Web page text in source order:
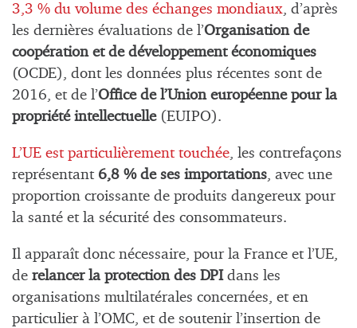
3,3 % du volume des échanges mondiaux, d’après
les dernières évaluations de l’Organisation de
coopération et de développement économiques
(OCDE), dont les données plus récentes sont de
2016, et de l’Office de l’Union européenne pour la
propriété intellectuelle(EUIPO).
L’UE est particulièrement touchée, les contrefaçons
représentant 6,8 % de ses importations, avec une
proportion croissante de produits dangereux pour
la santé et la sécurité des consommateurs.
Il apparaît donc nécessaire, pour la France et l’UE,
de relancer la protection des DPIdans les
organisations multilatérales concernées, et en
particulier à l’OMC, et de soutenir l’insertion de